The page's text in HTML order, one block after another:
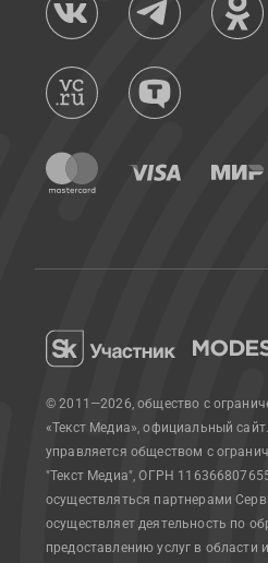
© 2011—2026, общество с
«Текст Медиа», официальный сайт.
управляется обществом с
"Текст Медиа", ОГРН
осуществляться партнерами
осуществляет деятельность по
предоставлению услуг в